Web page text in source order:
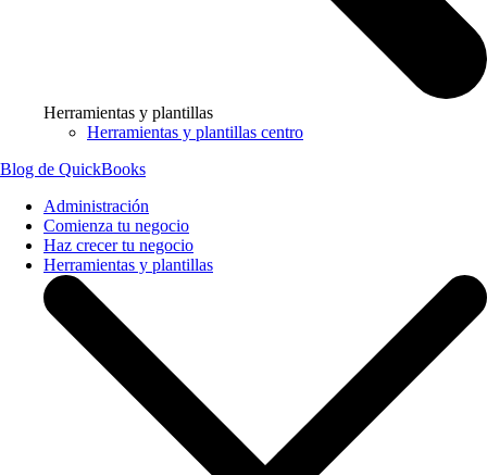
Herramientas y plantillas
Herramientas y plantillas centro
Blog de QuickBooks
Administración
Comienza tu negocio
Haz crecer tu negocio
Herramientas y plantillas